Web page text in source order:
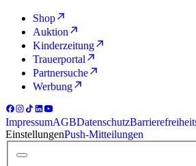
Shop
Auktion
Kinderzeitung
Trauerportal
Partnersuche
Werbung
ImpressumAGBDatenschutz
EinstellungenPush-Mitteilungen